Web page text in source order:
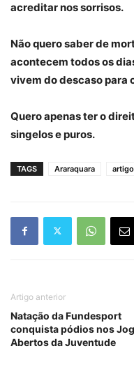
acreditar nos sorrisos.
Não quero saber de
acontecem todos os
vivem do descaso para
Quero apenas ter o
singelos e puros.
TAGS Araraquara artigo
Artigo anterior
Natação da Fundesport
conquista pódios nos
Abertos da Juventude